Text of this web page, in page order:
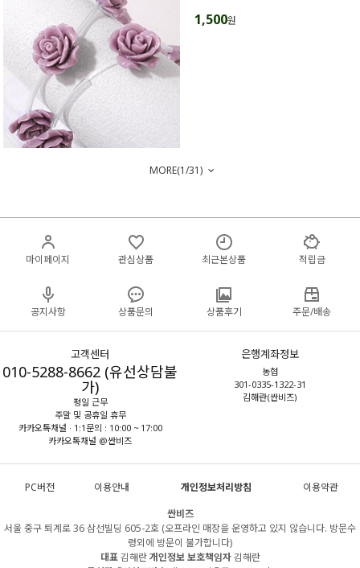
1,500원
MORE(1/31)
마이페이지 관심상품 최근본상품 적립금
공지사항 상품문의 상품후기 주문/배송
고객센터
010-5288-8662 (유선상담불
가)
평일 근무
주말 및 공휴일 휴무
카카오톡채널 · 1:1문의 : 10:00 ~ 17:00
카카오톡채널 @싼비즈
은행계좌정보
농협
301-0335-1322-31
김해란(싼비즈)
PC버전 이용안내 개인정보처리방침
이용약관
싼비즈
서울 중구 퇴계로 36 삼선빌딩 605-2호 (오프라인 매장을 운영하고 있지 않습니다. 방문수
령외에 방문이 불가합니다)
대표김해란개인정보 보호책임자김해란